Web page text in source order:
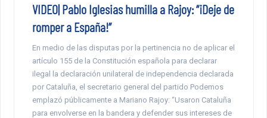
VIDEO| Pablo Iglesias humilla a Rajoy: “¡Deje de
romper a España!”
En medio de las disputas por la pertinencia no de aplicar el
artículo 155 de la Constitución española para declarar
ilegal la declaración unilateral de independencia declarada
por Cataluña, el secretario general del partido Podemos
emplazó públicamente a Mariano Rajoy: “Usaron Cataluña
para envolverse en la bandera y defender sus intereses de